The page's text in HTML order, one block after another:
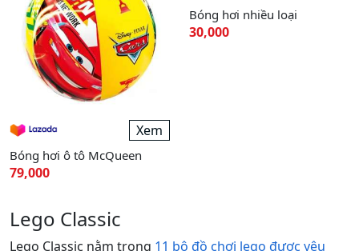
Xem
Bóng hơi ô tô McQueen
79,000
Bóng hơi nhiều loại
30,000
Lego Classic
Lego Classic nằm trong 11 bộ đồ chơi lego được yêu